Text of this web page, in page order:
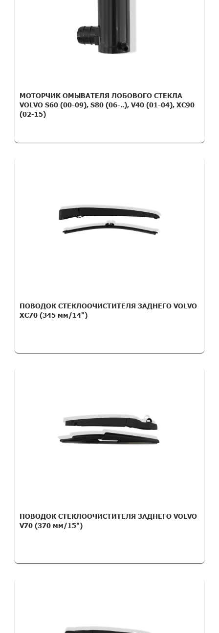
МОТОРЧИК ОМЫВАТЕЛЯ ЛОБОВОГО СТЕКЛА
VOLVO S60 (00-09), S80 (06-..), V40 (01-04), XC90
(02-15)
ПОВОДОК СТЕКЛООЧИСТИТЕЛЯ ЗАДНЕГО VOLVO
XC70 (345 мм/14")
ПОВОДОК СТЕКЛООЧИСТИТЕЛЯ ЗАДНЕГО VOLVO
V70 (370 мм/15")